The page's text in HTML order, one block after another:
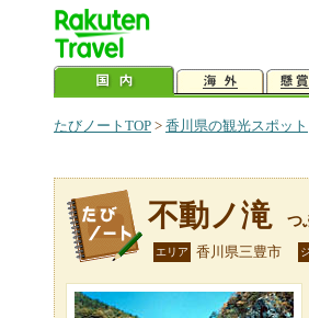
たびノートTOP > 香川県の観光スポット
不動ノ滝 つ
エリア 香川県三豊市